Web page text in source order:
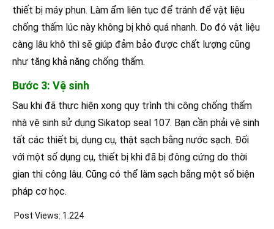
thiết bị máy phun. Làm ẩm liên tục để tránh để vật liệu
chống thấm lúc này không bị khô quá nhanh. Do đó vật liệu
càng lâu khô thì sẽ giúp đảm bảo được chất lượng cũng
như tăng khả năng chống thấm.
Bước 3: Vệ sinh
Sau khi đã thực hiện xong quy trình thi công chống thấm
nhà vệ sinh sử dụng Sikatop seal 107. Bạn cần phải vệ sinh
tất các thiết bị, dụng cụ, thật sạch bằng nước sạch. Đối
với một số dụng cụ, thiết bị khi đã bị đông cứng do thời
gian thi công lâu. Cũng có thể làm sạch bằng một số biện
pháp cơ học.
Post Views: 1.224